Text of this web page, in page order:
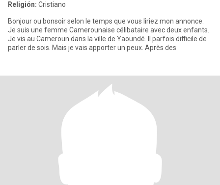
Religión: Cristiano
Bonjour ou bonsoir selon le temps que vous liriez mon annonce.
Je suis une femme Camerounaise célibataire avec deux enfants.
Je vis au Cameroun dans la ville de Yaoundé. Il parfois difficile de
parler de sois. Mais je vais apporter un peux. Après des